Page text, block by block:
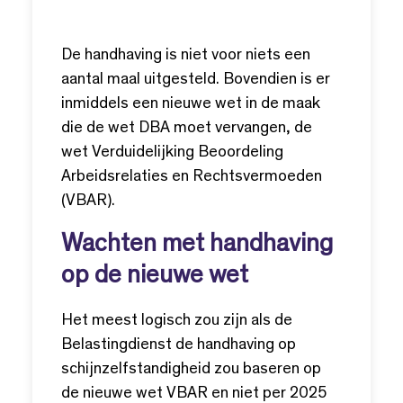
De handhaving is niet voor niets een
aantal maal uitgesteld. Bovendien is er
inmiddels een nieuwe wet in de maak
die de wet DBA moet vervangen, de
wet Verduidelijking Beoordeling
Arbeidsrelaties en Rechtsvermoeden
(VBAR).
Wachten met handhaving
op de nieuwe wet
Het meest logisch zou zijn als de
Belastingdienst de handhaving op
schijnzelfstandigheid zou baseren op
de nieuwe wet VBAR en niet per 2025